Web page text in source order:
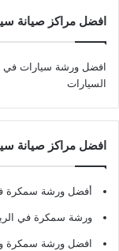
افضل مراكز صيانة
افضل ورشة سيارات في
السيارات
افضل مراكز صيانة
أفضل ورشة سمكرة
ورشة سمكرة في
افضل ورشة سمكرة